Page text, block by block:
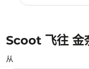
Scoot 飞往 金
从